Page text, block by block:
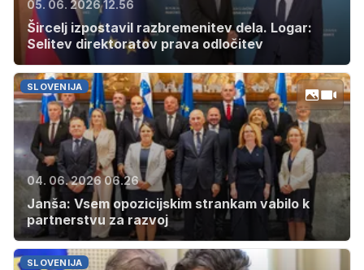
05. 06. 2026 12.56
Šircelj izpostavil razbremenitev dela. Logar:
Selitev direktoratov prava odločitev
SLOVENIJA
04. 06. 2026 06.26
Janša: Vsem opozicijskim strankam vabilo k
partnerstvu za razvoj
SLOVENIJA